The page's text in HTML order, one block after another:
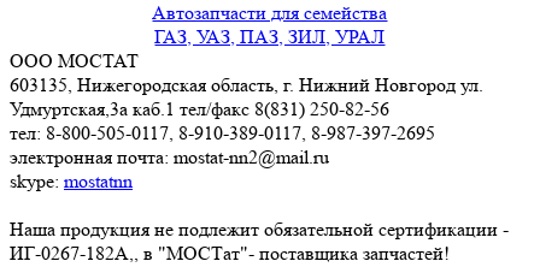
Автозапчасти для семейства
ГАЗ, УАЗ, ПАЗ, ЗИЛ, УРАЛ
ООО МОСТАТ
603135, Нижегородская область, г. Нижний Новгород ул.
Удмуртская,3a каб.1 тел/факс 8(831) 250-82-56
тел: 8-800-505-0117, 8-910-389-0117, 8-987-397-2695
электронная почта: mostat-nn2@mail.ru
skype: mostatnn
Наша продукция не подлежит обязательной сертификации -
ИГ-0267-182А,, в "МОСТат"- поставщика запчастей!